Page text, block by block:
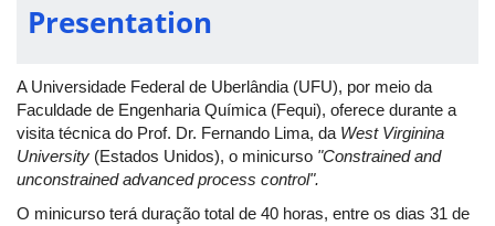
Presentation
A Universidade Federal de Uberlândia (UFU), por meio da
Faculdade de Engenharia Química (Fequi), oferece durante a
visita técnica do Prof. Dr. Fernando Lima, da West Virginina
University (Estados Unidos), o minicurso "Constrained and
unconstrained advanced process control".
O minicurso terá duração total de 40 horas, entre os dias 31 de